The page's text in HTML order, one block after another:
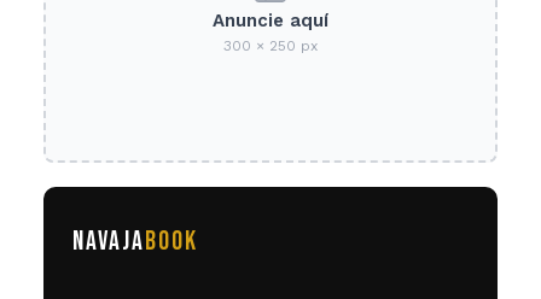
Anuncie aquí
300 × 250 px
NAVAJABOOK